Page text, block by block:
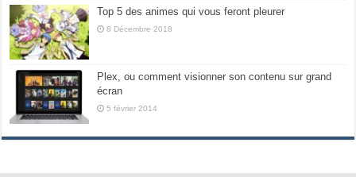
Top 5 des animes qui vous feront pleurer
8 Décembre 2018
Plex, ou comment visionner son contenu sur grand
écran
5 février 2014